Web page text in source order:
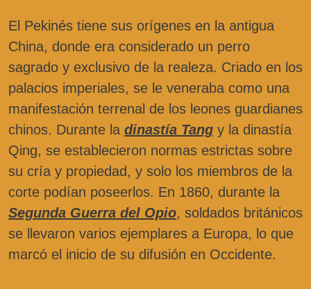
El Pekinés tiene sus orígenes en la antigua
China, donde era considerado un perro
sagrado y exclusivo de la realeza. Criado en los
palacios imperiales, se le veneraba como una
manifestación terrenal de los leones guardianes
chinos. Durante la dinastía Tang y la dinastía
Qing, se establecieron normas estrictas sobre
su cría y propiedad, y solo los miembros de la
corte podían poseerlos. En 1860, durante la
Segunda Guerra del Opio, soldados británicos
se llevaron varios ejemplares a Europa, lo que
marcó el inicio de su difusión en Occidente.